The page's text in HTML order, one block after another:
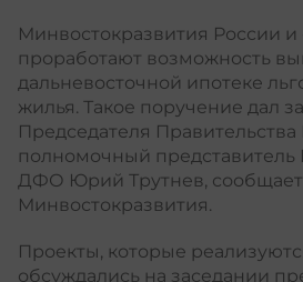
Минвостокразвития России
проработают возможность
дальневосточной ипотеке
жилья. Такое поручение дал
Председателя
полномочный
ДФО Юрий Трутнев, сообщает
Минвостокразвития.
Проекты, которые
обсуждались на заседании